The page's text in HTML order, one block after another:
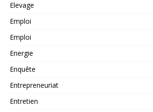
Elevage
Emploi
Emploi
Energie
Enquête
Entrepreneuriat
Entretien